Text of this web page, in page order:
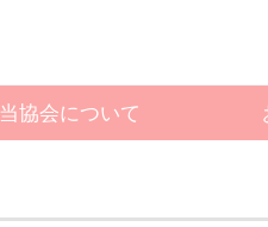
当協会について